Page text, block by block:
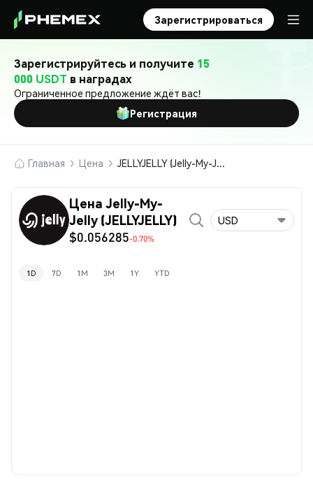
Зарегистрироваться
Зарегистрируйтесь и получите 15
000 USDT в наградах
Ограниченное предложение ждёт вас!
Регистрация
Главная Цена JELLYJELLY (Jelly-My-Jelly)
Цена Jelly-My-
Jelly (JELLYJELLY)
$0.056285-0.70%
USD
1D 7D 1M 3M 1Y YTD